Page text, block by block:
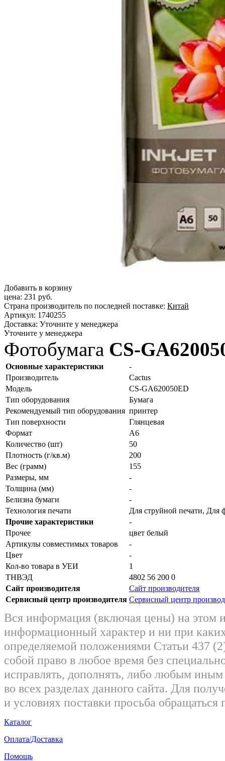
Добавить в корзину
цена: 231 руб.
Страна производитель по последней поставке: Китай
Артикул: 1740255
Доставка: Уточните у менеджера
Уточните у менеджера
Фотобумага CS-
Основные характеристики
-
Производитель
Cactus
Модель
CS-GA620050ED
Тип оборудования
Бумага
Рекомендуемый тип оборудования принтер
Тип поверхности
Глянцевая
Формат
A6
Количество (шт)
50
Плотность (г/кв.м)
200
Вес (грамм)
155
Размеры, мм
-
Толщина (мм)
-
Белизна бумаги
-
Технология печати
Для струйной печати, Для
Прочие характеристики
-
Прочее
цвет белый
Артикулы совместимых товаров
-
Цвет
-
Кол-во товара в УЕИ
1
ТНВЭД
4802 56 200 0
Сайт производителя
Сайт производителя
Сервисный центр производителя Сервисный центр
Вся информация (включая цены) на этом
информационный характер и ни при
определяемой положениями Статьи 437
собой право в любое время без
исправлять, дополнять, либо любым
во всех разделах данного сайта. Для
и условиях поставки просьба
Каталог
Оплата/Доставка
Помощь